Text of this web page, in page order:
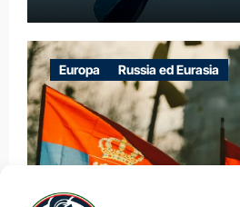
Europa Russia ed Eurasia